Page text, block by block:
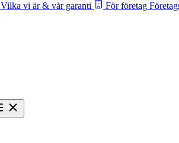
Vilka vi är & vår garanti För företag